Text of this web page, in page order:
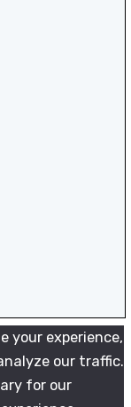
your experience,
our traffic.
for our